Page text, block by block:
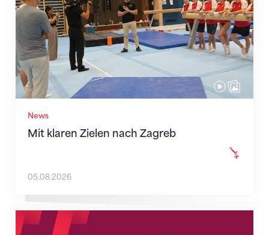
News
Mit klaren Zielen nach Zagreb
05.08.2026
Neue Empfangszeiten ab 1. August 2026